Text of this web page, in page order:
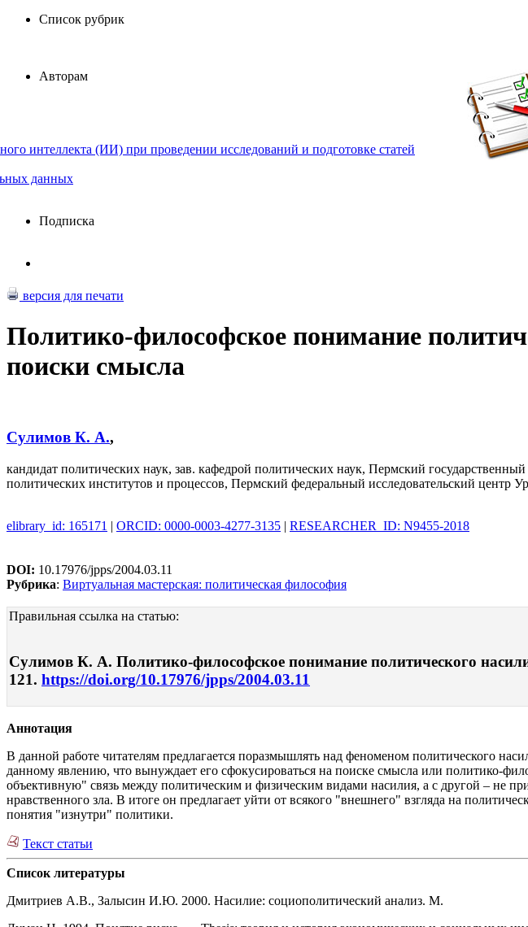
Список рубрик
Авторам
интеллекта (ИИ) при проведении исследований и подготовке статей
данных
Подписка
версия для печати
Политико-философское понимание
поиски смысла
Сулимов К. А.,
кандидат политических наук, зав. кафедрой политических наук, Пермский
политических институтов и процессов, Пермский федеральный исследовательский центр
elibrary_id: 165171 | ORCID: 0000-0003-4277-3135 | RESEARCHER_ID: N9455-2018
DOI: 10.17976/jpps/2004.03.11
Рубрика: Виртуальная мастерская: политическая философия
Правильная ссылка на статью:
Сулимов К. А. Политико-философское понимание политического
121. https://doi.org/10.17976/jpps/2004.03.11
Аннотация
В данной работе читателям предлагается поразмышлять над феноменом политического
данному явлению, что вынуждает его сфокусироваться на поиске смысла или политико-
объективную" связь между политическим и физическим видами насилия, а с другой – не
нравственного зла. В итоге он предлагает уйти от всякого "внешнего" взгляда на
понятия "изнутри" политики.
Текст статьи
Список литературы
Дмитриев А.В., Залысин И.Ю. 2000. Насилие: социополитический анализ. М.